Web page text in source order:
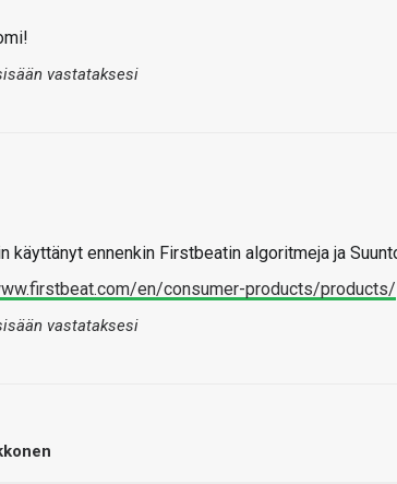
vastataksesi
käyttänyt ennenkin Firstbeatin algoritmeja ja
en/consumer-products/products/
vastataksesi